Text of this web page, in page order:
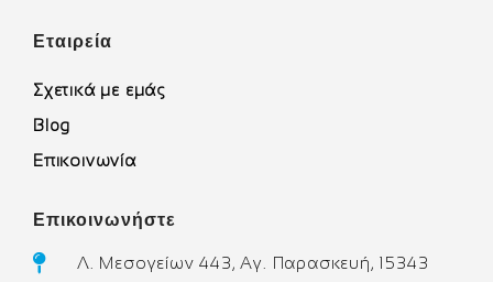
Εταιρεία
Σχετικά με εμάς
Blog
Επικοινωνία
Επικοινωνήστε
Λ. Μεσογείων 443, Αγ. Παρασκευή, 15343